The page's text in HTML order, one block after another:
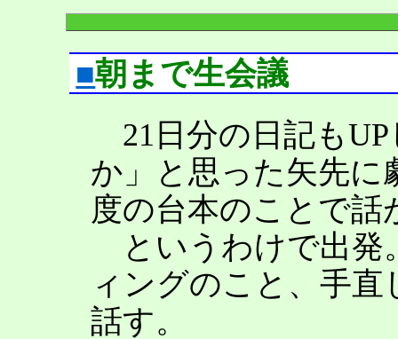
■朝まで生会議
21日分の日記も
か」と思った矢先に
度の台本のことで
というわけで出発
ィングのこと、手
話す。